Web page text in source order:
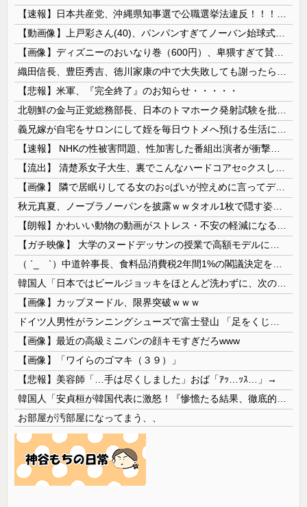
【悲報】米軍、『完全終了』のお知らせ・・・・・
【画像】 隣で居眠りしてる女のお○ぱいが控えめに言ってデカいｗｗｗ
【画像】カップヌードル、限界突破ｗｗｗ
【画像】最近の高級ミニバンの顔キモすぎだろwww
【画像】「ワイらのゴマキ（３９）」
【悲報】美容師「…手は尽くしました」おば「ｱｯ…ｯｽ…」→
お部屋が汚部屋になってまう、、